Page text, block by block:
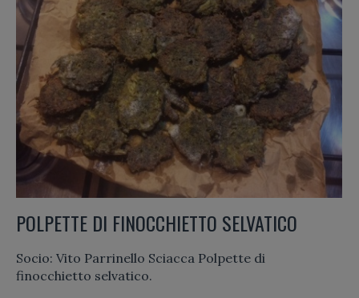
POLPETTE DI FINOCCHIETTO SELVATICO
Socio: Vito Parrinello Sciacca Polpette di
finocchietto selvatico.